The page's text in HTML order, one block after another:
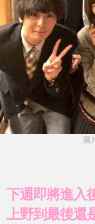
圖
下週即將進入
上野到最後還